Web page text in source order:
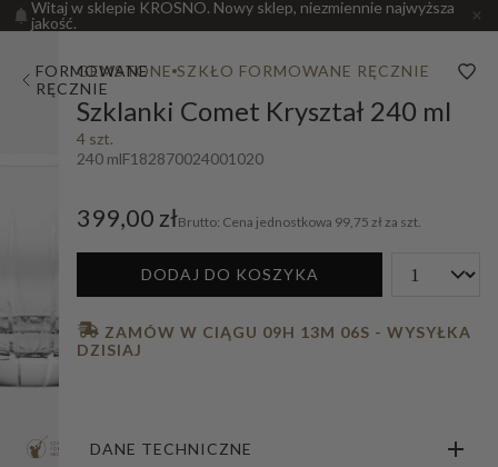
Witaj w sklepie KROSNO. Nowy sklep, niezmiennie najwyższa
jakość.
FORMOWANE
RĘCZNIE
GEMSTONE SZKŁO FORMOWANE RĘCZNIE
Szklanki Comet Kryształ 240 ml
4 szt.
240 mlF182870024001020
399,00 zł Cena jednostkowa 99,75 zł za szt.
DODAJ DO KOSZYKA
DANE TECHNICZNE
ZAMÓW W CIĄGU 09H 13M 05S - WYSYŁKA
DZISIAJ